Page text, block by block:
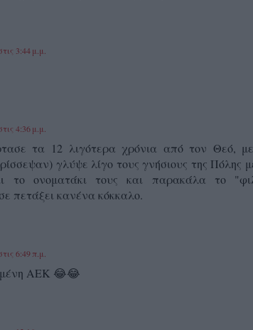
3:44 μ.μ.
4:36 μ.μ.
τα 12 λιγότερα χρόνια από τον Θεό,
γλύψε λίγο τους γνήσιους της Πόλης
το ονοματάκι τους και παρακάλα το
πετάξει κανένα κόκκαλο.
6:49 π.μ.
ΑΕΚ 😂😂